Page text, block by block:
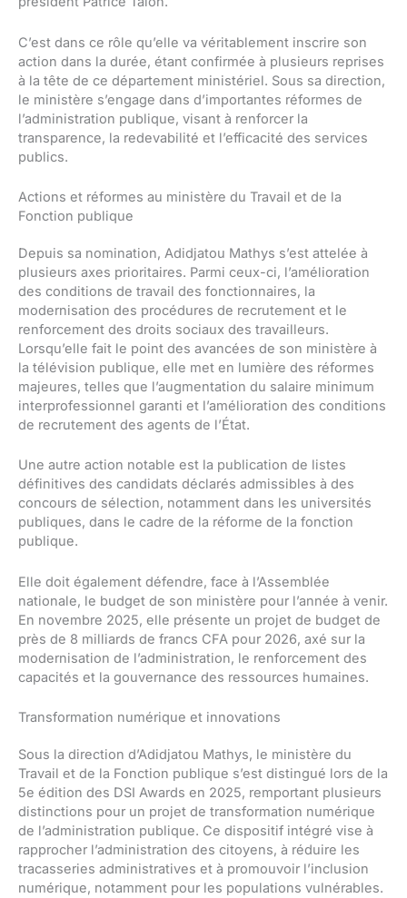
C’est dans ce rôle qu’elle va véritablement inscrire son
action dans la durée, étant confirmée à plusieurs reprises
à la tête de ce département ministériel. Sous sa direction,
le ministère s’engage dans d’importantes réformes de
l’administration publique, visant à renforcer la
transparence, la redevabilité et l’efficacité des services
publics.
Actions et réformes au ministère du Travail et de la
Fonction publique
Depuis sa nomination, Adidjatou Mathys s’est attelée à
plusieurs axes prioritaires. Parmi ceux-ci, l’amélioration
des conditions de travail des fonctionnaires, la
modernisation des procédures de recrutement et le
renforcement des droits sociaux des travailleurs.
Lorsqu’elle fait le point des avancées de son ministère à
la télévision publique, elle met en lumière des réformes
majeures, telles que l’augmentation du salaire minimum
interprofessionnel garanti et l’amélioration des conditions
de recrutement des agents de l’État.
Une autre action notable est la publication de listes
définitives des candidats déclarés admissibles à des
concours de sélection, notamment dans les universités
publiques, dans le cadre de la réforme de la fonction
publique.
Elle doit également défendre, face à l’Assemblée
nationale, le budget de son ministère pour l’année à venir.
En novembre 2025, elle présente un projet de budget de
près de 8 milliards de francs CFA pour 2026, axé sur la
modernisation de l’administration, le renforcement des
capacités et la gouvernance des ressources humaines.
Transformation numérique et innovations
Sous la direction d’Adidjatou Mathys, le ministère du
Travail et de la Fonction publique s’est distingué lors de la
5e édition des DSI Awards en 2025, remportant plusieurs
distinctions pour un projet de transformation numérique
de l’administration publique. Ce dispositif intégré vise à
rapprocher l’administration des citoyens, à réduire les
tracasseries administratives et à promouvoir l’inclusion
numérique, notamment pour les populations vulnérables.